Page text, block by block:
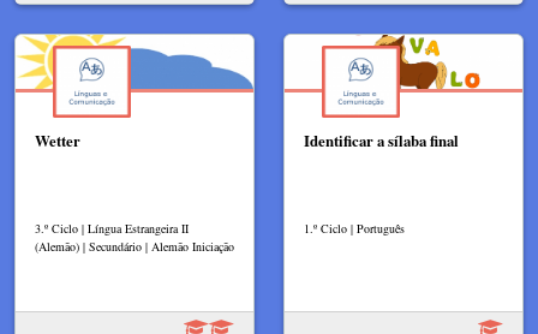
Wetter
3.º Ciclo | Língua Estrangeira II
(Alemão) | Secundário | Alemão Iniciação
Identificar a sílaba final
1.º Ciclo | Português